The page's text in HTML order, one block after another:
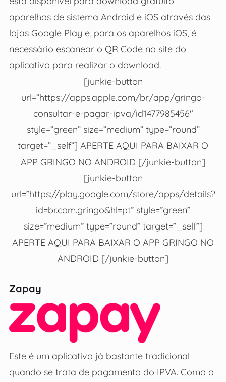
aparelhos de sistema Android e iOS através das
lojas Google Play e, para os aparelhos iOS, é
necessário escanear o QR Code no site do
aplicativo para realizar o download.
[junkie-button
url=”https://apps.apple.com/br/app/gringo-
consultar-e-pagar-ipva/id1477985456″
style=”green” size=”medium” type=”round”
target=”_self”] APERTE AQUI PARA BAIXAR O
APP GRINGO NO ANDROID [/junkie-button]
[junkie-button
url=”https://play.google.com/store/apps/details?
id=br.com.gringo&hl=pt” style=”green”
size=”medium” type=”round” target=”_self”]
APERTE AQUI PARA BAIXAR O APP GRINGO NO
ANDROID [/junkie-button]
Zapay
Este é um aplicativo já bastante tradicional
quando se trata de pagamento do IPVA. Como o